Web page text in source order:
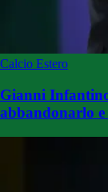
Calcio Estero
Gianni
abbandonarlo e